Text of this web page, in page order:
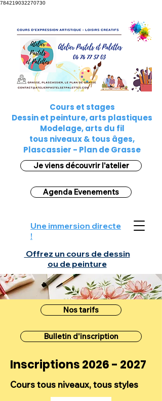
784219032270730
Cours et stages
Dessin et peinture, arts plastiques
Modelage, arts du fil
tous niveaux & tous âges,
Plascassier - Plan de Grasse
Une immersion directe
!
Offrez un cours de dessin
ou de peinture
Je viens découvrir l'atelier
Agenda Evenements
Nos tarifs
Bulletin d'inscription
Inscriptions2026 - 2027
Cours tous niveaux, tous styles